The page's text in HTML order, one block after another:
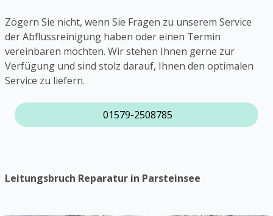
Zögern Sie nicht, wenn Sie Fragen zu unserem Service
der Abflussreinigung haben oder einen Termin
vereinbaren möchten. Wir stehen Ihnen gerne zur
Verfügung und sind stolz darauf, Ihnen den optimalen
Service zu liefern.
01579-2508785
Leitungsbruch Reparatur in Parsteinsee